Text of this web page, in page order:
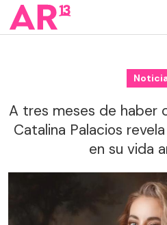
A tres meses de haber
Catalina Palacios
en su vida